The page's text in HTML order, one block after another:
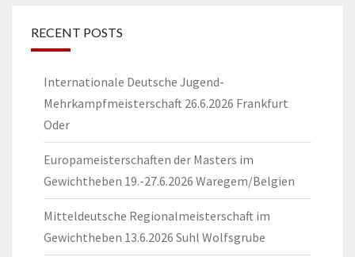
RECENT POSTS
Internationale Deutsche Jugend-
Mehrkampfmeisterschaft 26.6.2026 Frankfurt
Oder
Europameisterschaften der Masters im
Gewichtheben 19.-27.6.2026 Waregem/Belgien
Mitteldeutsche Regionalmeisterschaft im
Gewichtheben 13.6.2026 Suhl Wolfsgrube